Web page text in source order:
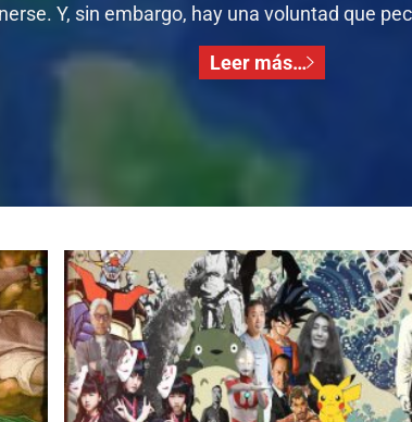
Y, sin embargo, hay una voluntad que
Leer más…